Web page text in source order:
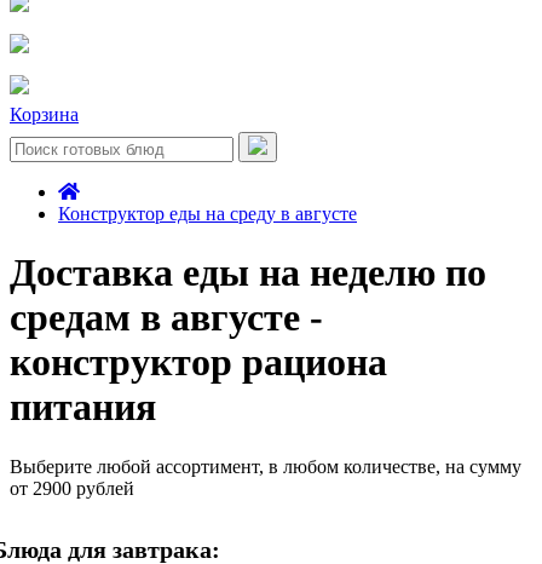
Корзина
Конструктор еды на среду в августе
Доставка еды на неделю по
средам в августе -
конструктор рациона
питания
Выберите любой ассортимент, в любом количестве, на сумму
от 2900 рублей
для завтрака: